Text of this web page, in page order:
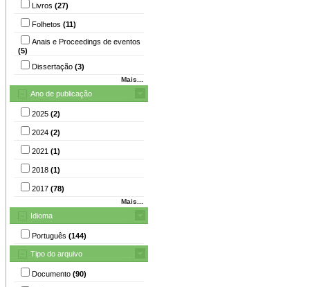
Livros (27)
Folhetos (11)
Anais e Proceedings de eventos
(5)
Dissertação (3)
Mais...
Ano de publicação
2025 (2)
2024 (2)
2021 (1)
2018 (1)
2017 (78)
Mais...
Idioma
Português (144)
Tipo do arquivo
Documento (90)